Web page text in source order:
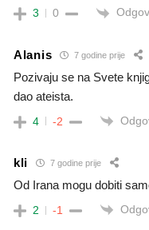
3 0
Alanis 7 godine prije
Pozivaju se na Svete
dao ateista.
4 -2
kli 7 godine prije
Od Irana mogu dobiti
2 -1